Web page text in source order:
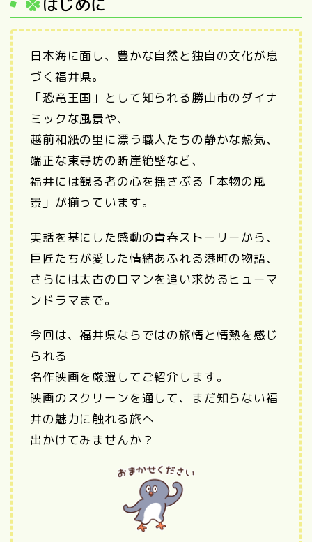
日本海に面し、豊かな自然と独自の文化が息
づく福井県。
「恐竜王国」として知られる勝山市のダイナ
ミックな風景や、
越前和紙の里に漂う職人たちの静かな熱気、
端正な東尋坊の断崖絶壁など、
福井には観る者の心を揺さぶる「本物の風
景」が揃っています。
実話を基にした感動の青春ストーリーから、
巨匠たちが愛した情緒あふれる港町の物語、
さらには太古のロマンを追い求めるヒューマ
ンドラマまで。
今回は、福井県ならではの旅情と情熱を感じ
られる
名作映画を厳選してご紹介します。
映画のスクリーンを通して、まだ知らない福
井の魅力に触れる旅へ
出かけてみませんか？